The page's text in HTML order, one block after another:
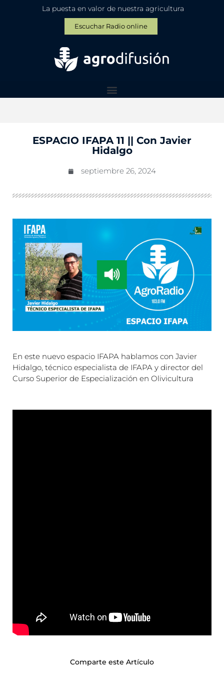
La puesta en valor de nuestra agricultura
Escuchar Radio online
ESPACIO IFAPA 11 || Con Javier
Hidalgo
septiembre 26, 2024
En este nuevo espacio IFAPA hablamos con Javier
Hidalgo, técnico especialista de IFAPA y director del
Curso Superior de Especialización en Olivicultura
Comparte este Artículo